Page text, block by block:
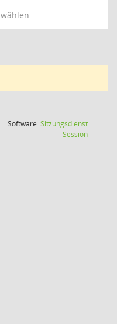
Software:Sitzungsdienst
Session(Wird in